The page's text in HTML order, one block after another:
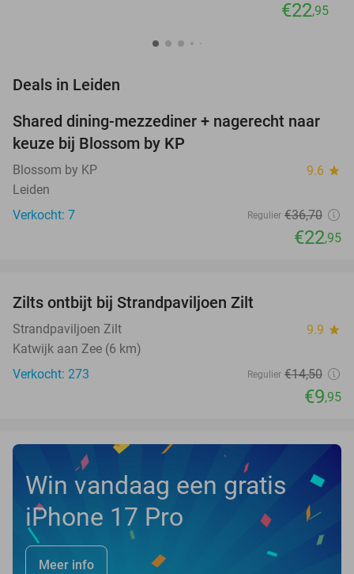
€22,95
Deals in Leiden
37%
TODAY
Shared dining-mezzediner + nagerecht naar
keuze bij Blossom by KP
Blossom by KP 9.6 star
Leiden
Verkocht: 7
Regulier €36,70
€22,95
Zilts ontbijt bij Strandpaviljoen Zilt
Strandpaviljoen Zilt 9.9 star
Katwijk aan Zee (6 km)
Verkocht: 273
Regulier €14,50
€9,95
Win vandaag een gratis
iPhone 17 Pro
Meer info